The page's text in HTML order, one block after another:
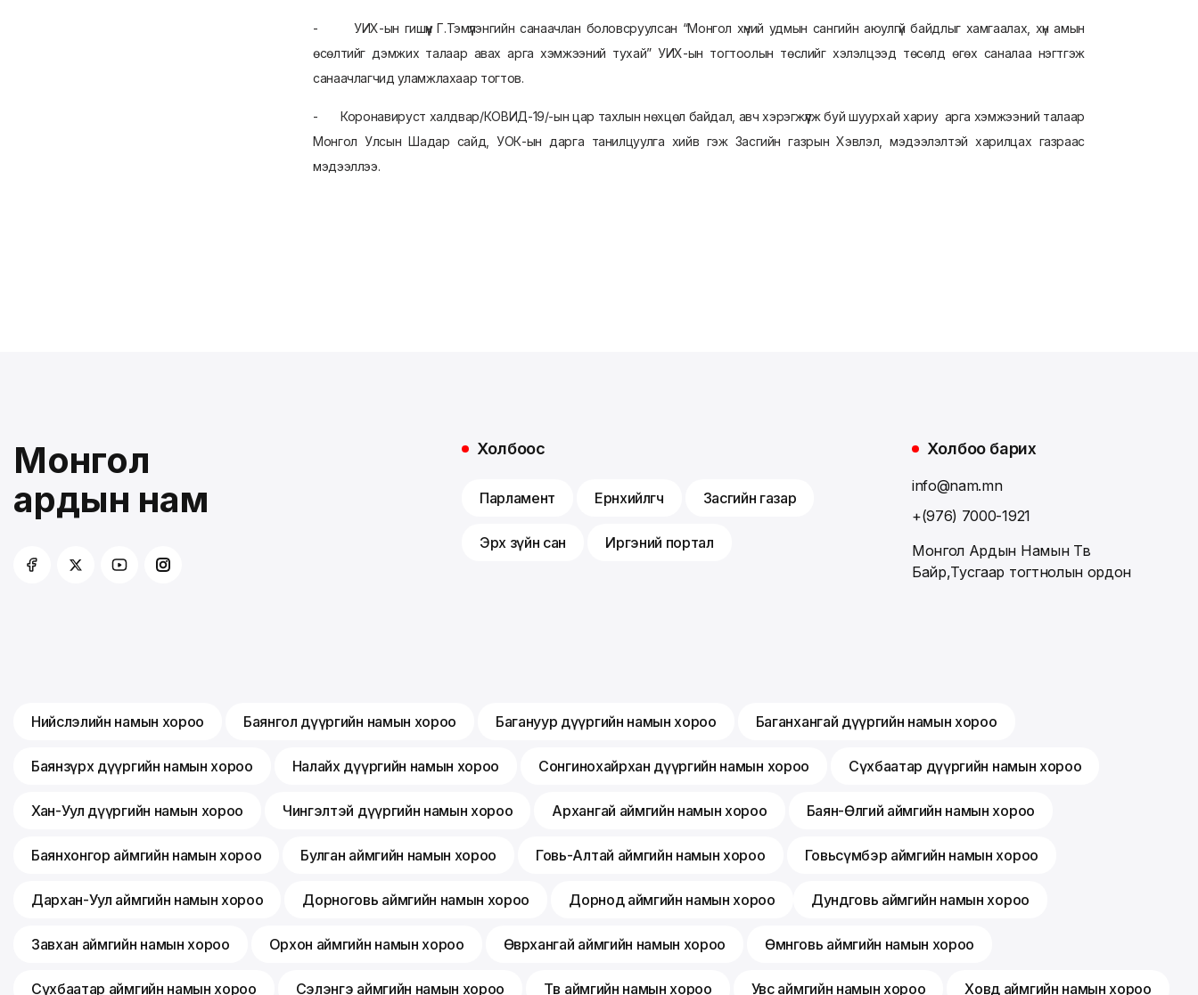
- УИХ-ын гишүүн Г.Тэмүүлэнгийн санаачлан боловсруулсан “Монгол хүний удмын сангийн аюулгүй байдлыг хамгаалах, хүн амын
өсөлтийг дэмжих талаар авах арга хэмжээний тухай” УИХ-ын тогтоолын төслийг хэлэлцээд төсөлд өгөх саналаа нэгтгэж
санаачлагчид уламжлахаар тогтов.
- Коронавируст халдвар/КОВИД-19/-ын цар тахлын нөхцөл байдал, авч хэрэгжүүлж буй шуурхай хариу арга хэмжээний талаар
Монгол Улсын Шадар сайд, УОК-ын дарга танилцуулга хийв гэж Засгийн газрын Хэвлэл, мэдээлэлтэй харилцах газраас
мэдээллээ.
Монгол
ардын нам
Холбоос
Парламент Ерөнхийлөгч Засгийн газар
Эрх зүйн сан Иргэний портал
Холбоо барих
info@nam.mn
+(976) 7000-1921
Монгол Ардын Намын Төв
Байр,Тусгаар тогтнолын ордон
Нийслэлийн намын хороо Баянгол дүүргийн намын хороо Багануур дүүргийн намын хороо Баганхангай дүүргийн намын хороо
Баянзүрх дүүргийн намын хороо Налайх дүүргийн намын хороо Сонгинохайрхан дүүргийн намын хороо Сүхбаатар дүүргийн намын хороо
Хан-Уул дүүргийн намын хороо Чингэлтэй дүүргийн намын хороо Архангай аймгийн намын хороо Баян-Өлгий аймгийн намын хороо
Баянхонгор аймгийн намын хороо Булган аймгийн намын хороо Говь-Алтай аймгийн намын хороо Говьсүмбэр аймгийн намын хороо
Дархан-Уул аймгийн намын хороо Дорноговь аймгийн намын хороо Дорнод аймгийн намын хороо Дундговь аймгийн намын хороо
Завхан аймгийн намын хороо Орхон аймгийн намын хороо Өвөрхангай аймгийн намын хороо Өмнөговь аймгийн намын хороо
Сүхбаатар аймгийн намын хороо Сэлэнгэ аймгийн намын хороо Төв аймгийн намын хороо Увс аймгийн намын хороо Ховд аймгийн намын хороо